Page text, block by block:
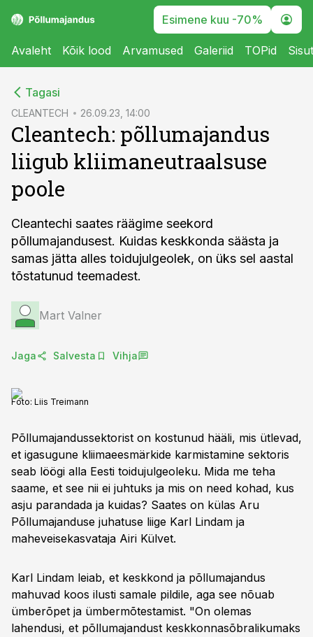
Esimene kuu -70%
Avaleht Kõik lood Arvamused Galeriid TOPid
Tagasi
CLEANTECH 26.09.23, 14:00
Cleantech: põllumajandus
liigub kliimaneutraalsuse
poole
Cleantechi saates räägime seekord
põllumajandusest. Kuidas keskkonda säästa ja
samas jätta alles toidujulgeolek, on üks sel aastal
tõstatunud teemadest.
Mart Valner
Jaga Salvesta Vihja
Foto: Liis Treimann
Põllumajandussektorist on kostunud hääli, mis ütlevad,
et igasugune kliimaeesmärkide karmistamine sektoris
seab löögi alla Eesti toidujulgeoleku. Mida me teha
saame, et see nii ei juhtuks ja mis on need kohad, kus
asju parandada ja kuidas? Saates on külas Aru
Põllumajanduse juhatuse liige Karl Lindam ja
maheveisekasvataja Airi Külvet.
Karl Lindam leiab, et keskkond ja põllumajandus
mahuvad koos ilusti samale pildile, aga see nõuab
ümberõpet ja ümbermõtestamist. "On olemas
lahendusi, et põllumajandust keskkonnasõbralikumaks